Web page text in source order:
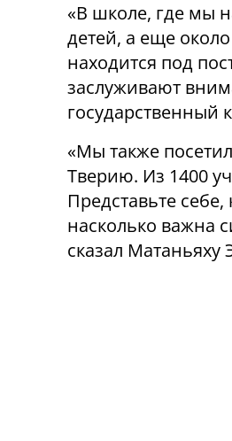
«В школе, где мы
детей, а еще
находится под
заслуживают
государственный
«Мы также
Тверию. Из 1400
Представьте
насколько важна
сказал Матаньяху